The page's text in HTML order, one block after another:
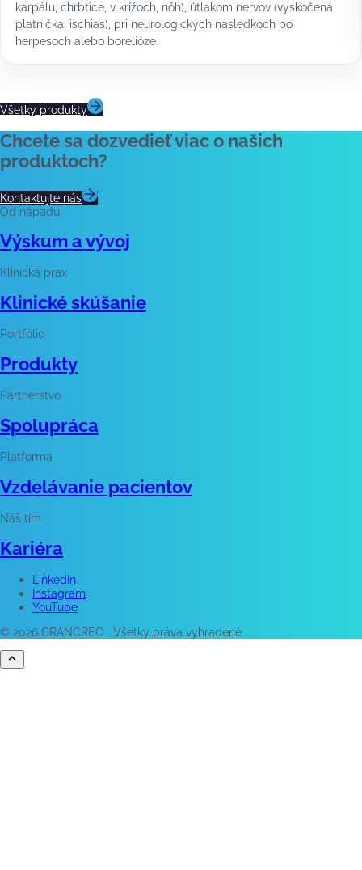
karpálu, chrbtice, v krížoch, nôh), útlakom nervov (vyskočená
platnička, ischias), pri neurologických následkoch po
herpesoch alebo borelióze.
Všetky produkty
Chcete sa dozvedieť viac o našich
produktoch?
Kontaktujte nás
Od nápadu
Výskum a vývoj
Klinická prax
Klinické skúšanie
Portfólio
Produkty
Partnerstvo
Spolupráca
Platforma
Vzdelávanie pacientov
Náš tím
Kariéra
LinkedIn
Instagram
YouTube
© 2026 GRANCREO . Všetky práva vyhradené